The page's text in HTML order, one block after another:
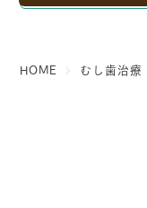
HOME むし歯治療